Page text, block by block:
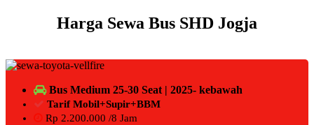
Harga Sewa Bus SHD Jogja
Bus Medium 25-30 Seat | 2025- kebawah
Tarif Mobil+Supir+BBM
Rp 2.200.000 /8 Jam